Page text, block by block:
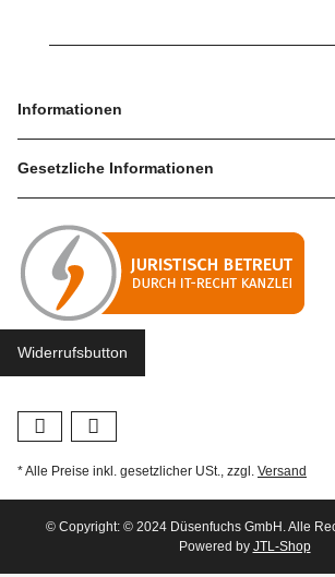
Informationen
Gesetzliche Informationen
Widerrufsbutton
* Alle Preise inkl. gesetzlicher USt., zzgl. Versand
© Copyright: © 2024 Düsenfuchs GmbH. Alle
Powered by JTL-Shop